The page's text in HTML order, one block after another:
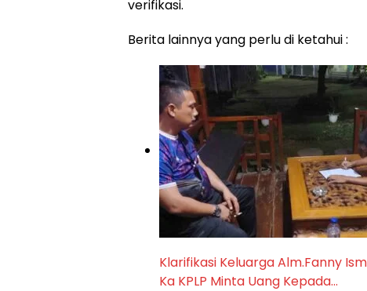
verifikasi.
Berita lainnya yang perlu di ketahui :
Klarifikasi Keluarga Alm.Fanny
Ka KPLP Minta Uang Kepada…